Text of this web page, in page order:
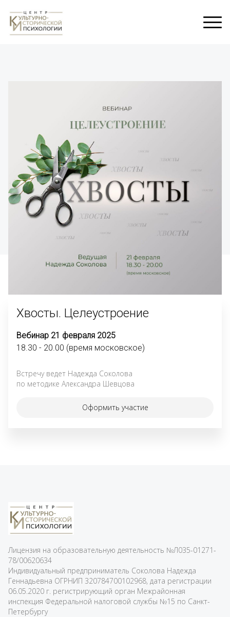
Хвосты. Целеустроение
Вебинар 21 февраля 2025
18.30 - 20.00 (время московское)
Встречу ведет Надежда Соколова
по методике Александра Шевцова
Оформить участие
Лицензия на образовательную деятельность №Л035-01271-
78/00620634
Индивидуальный предприниматель Соколова Надежда
Геннадьевна ОГРНИП 320784700102968, дата регистрации
06.05.2020 г. регистрирующий орган Межрайонная
инспекция Федеральной налоговой службы №15 по Санкт-
Петербургу